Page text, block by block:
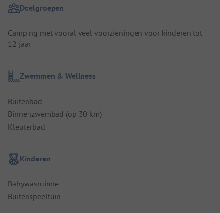
Doelgroepen
Camping met vooral veel voorzieningen voor kinderen tot
12 jaar
Zwemmen & Wellness
Buitenbad
Binnenzwembad (op 30 km)
Kleuterbad
Kinderen
Babywasruimte
Buitenspeeltuin